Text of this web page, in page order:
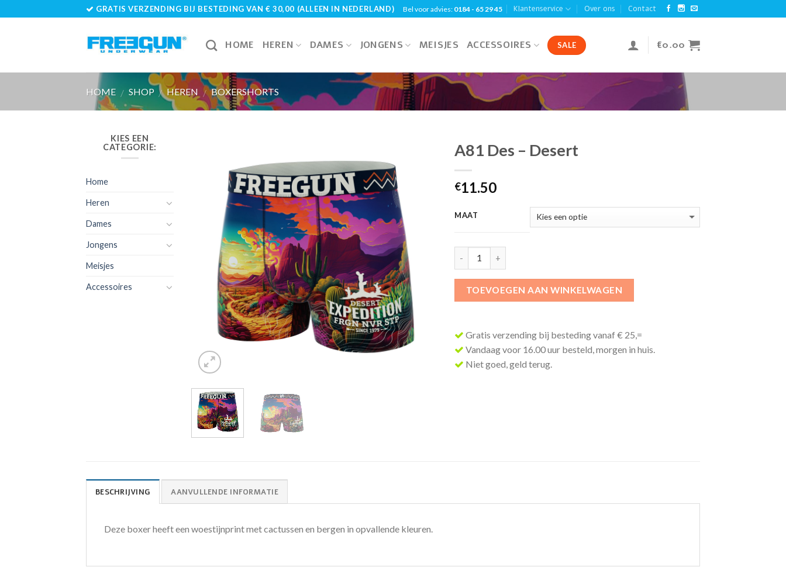
to
GRATIS VERZENDING BIJ BESTEDING VAN € 30,00 (ALLEEN IN NEDERLAND) Bel voor advies: 0184 - 65 29 45 Klantenservice Over ons Contact
HOME HEREN DAMES JONGENS MEISJES ACCESSOIRES SALE €0.00
HOME / SHOP / HEREN / BOXERSHORTS
KIES EEN
CATEGORIE:
Home
Heren
Dames
Jongens
Meisjes
Accessoires
A81 Des – Desert
€11.50
MAAT
TOEVOEGEN AAN WINKELWAGEN
Gratis verzending bij besteding vanaf € 25,=
Vandaag voor 16.00 uur besteld, morgen in huis.
Niet goed, geld terug.
BESCHRIJVING AANVULLENDE INFORMATIE
Deze boxer heeft een woestijnprint met cactussen en bergen in opvallende kleuren.